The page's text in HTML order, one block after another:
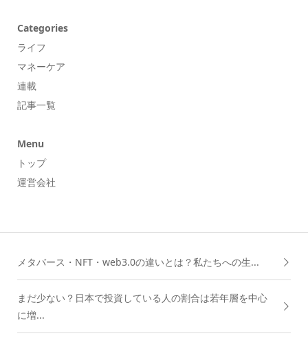
Categories
ライフ
マネーケア
連載
記事一覧
Menu
トップ
運営会社
メタバース・NFT・web3.0の違いとは？私たちへの生...
まだ少ない？日本で投資している人の割合は若年層を中心
に増...